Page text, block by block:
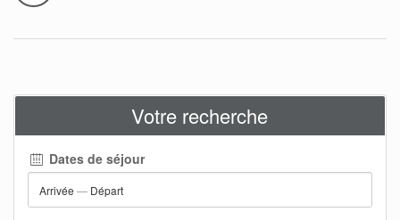
Votre recherche
Dates de séjour
Arrivée — Départ